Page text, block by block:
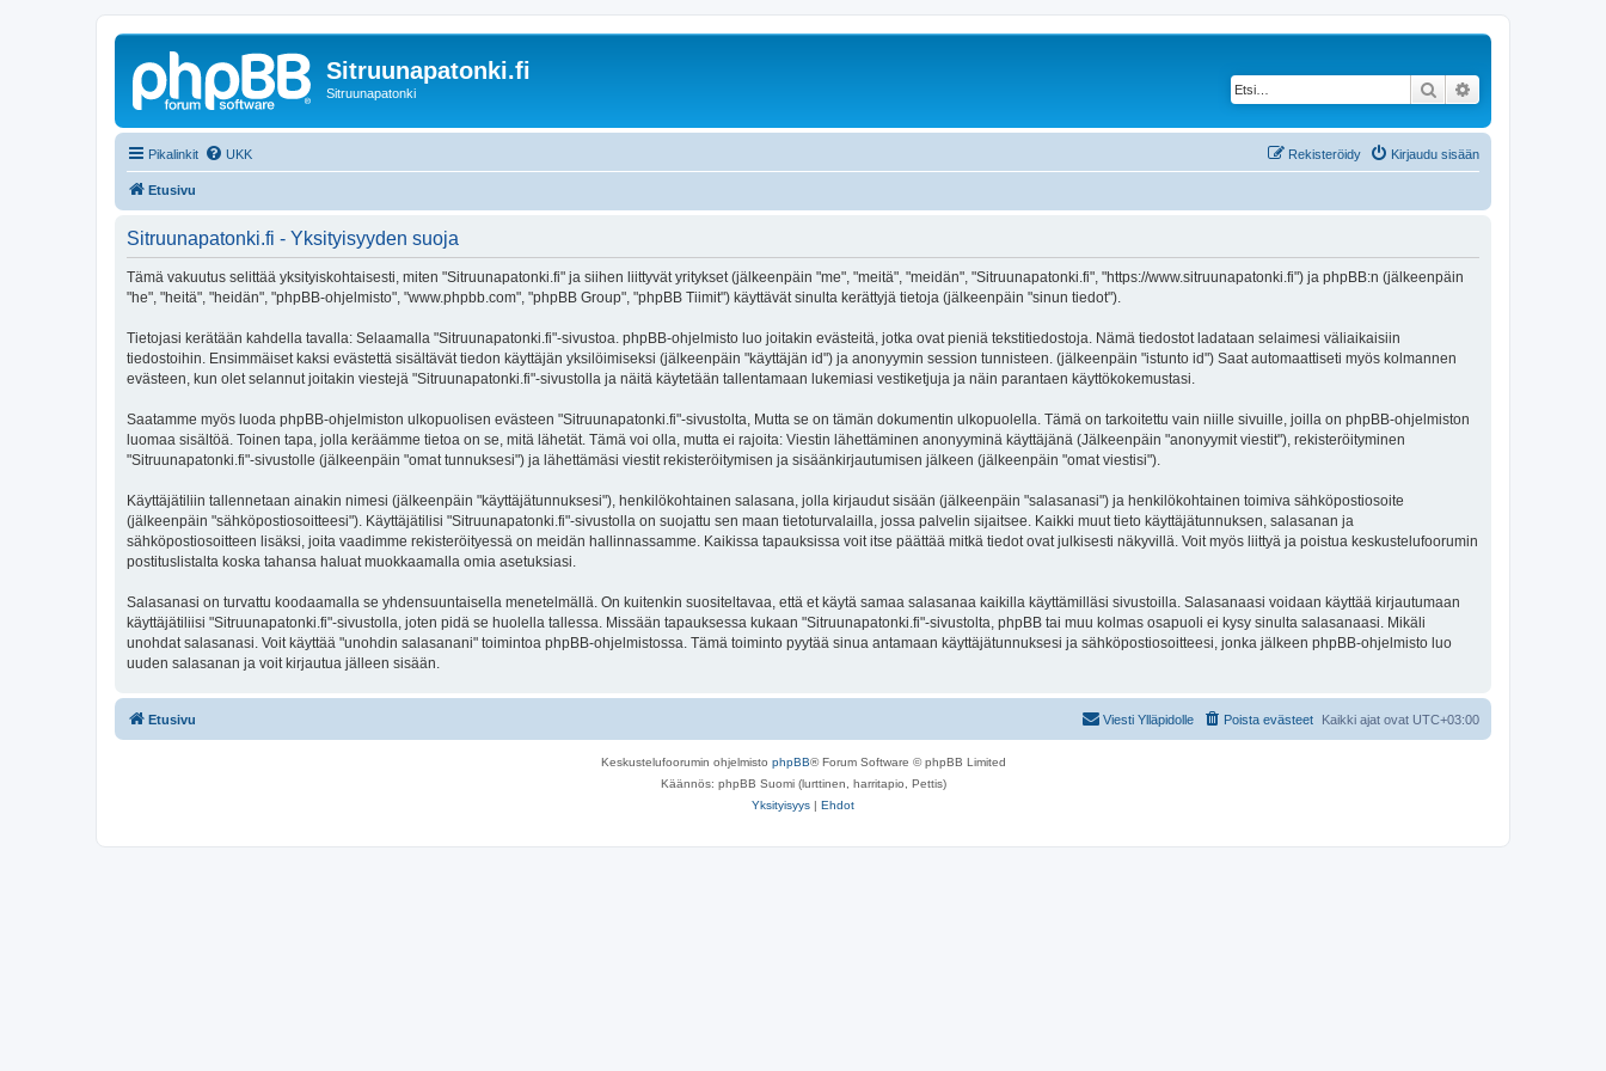
Sitruunapatonki.fi
Sitruunapatonki Etsi
Pikalinkit UKK Kirjaudu sisään
Rekisteröidy
Etusivu
Sitruunapatonki.fi - Yksityisyyden suoja
Tämä vakuutus selittää yksityiskohtaisesti, miten "Sitruunapatonki.fi" ja siihen liittyvät yritykset (jälkeenpäin "me", "meitä", "meidän", "Sitruunapatonki.fi", "https://www.sitruunapatonki.fi") ja phpBB:n (jälkeenpäin
"he", "heitä", "heidän", "phpBB-ohjelmisto", "www.phpbb.com", "phpBB Group", "phpBB Tiimit") käyttävät sinulta kerättyjä tietoja (jälkeenpäin "sinun tiedot").
Tietojasi kerätään kahdella tavalla: Selaamalla "Sitruunapatonki.fi"-sivustoa. phpBB-ohjelmisto luo joitakin evästeitä, jotka ovat pieniä tekstitiedostoja. Nämä tiedostot ladataan selaimesi väliaikaisiin
tiedostoihin. Ensimmäiset kaksi evästettä sisältävät tiedon käyttäjän yksilöimiseksi (jälkeenpäin "käyttäjän id") ja anonyymin session tunnisteen. (jälkeenpäin "istunto id") Saat automaattiseti myös kolmannen
evästeen, kun olet selannut joitakin viestejä "Sitruunapatonki.fi"-sivustolla ja näitä käytetään tallentamaan lukemiasi vestiketjuja ja näin parantaen käyttökokemustasi.
Saatamme myös luoda phpBB-ohjelmiston ulkopuolisen evästeen "Sitruunapatonki.fi"-sivustolta, Mutta se on tämän dokumentin ulkopuolella. Tämä on tarkoitettu vain niille sivuille, joilla on phpBB-ohjelmiston
luomaa sisältöä. Toinen tapa, jolla keräämme tietoa on se, mitä lähetät. Tämä voi olla, mutta ei rajoita: Viestin lähettäminen anonyyminä käyttäjänä (Jälkeenpäin "anonyymit viestit"), rekisteröityminen
"Sitruunapatonki.fi"-sivustolle (jälkeenpäin "omat tunnuksesi") ja lähettämäsi viestit rekisteröitymisen ja sisäänkirjautumisen jälkeen (jälkeenpäin "omat viestisi").
Käyttäjätiliin tallennetaan ainakin nimesi (jälkeenpäin "käyttäjätunnuksesi"), henkilökohtainen salasana, jolla kirjaudut sisään (jälkeenpäin "salasanasi") ja henkilökohtainen toimiva sähköpostiosoite
(jälkeenpäin "sähköpostiosoitteesi"). Käyttäjätilisi "Sitruunapatonki.fi"-sivustolla on suojattu sen maan tietoturvalailla, jossa palvelin sijaitsee. Kaikki muut tieto käyttäjätunnuksen, salasanan ja
sähköpostiosoitteen lisäksi, joita vaadimme rekisteröityessä on meidän hallinnassamme. Kaikissa tapauksissa voit itse päättää mitkä tiedot ovat julkisesti näkyvillä. Voit myös liittyä ja poistua keskustelufoorumin
postituslistalta koska tahansa haluat muokkaamalla omia asetuksiasi.
Salasanasi on turvattu koodaamalla se yhdensuuntaisella menetelmällä. On kuitenkin suositeltavaa, että et käytä samaa salasanaa kaikilla käyttämilläsi sivustoilla. Salasanaasi voidaan käyttää kirjautumaan
käyttäjätiliisi "Sitruunapatonki.fi"-sivustolla, joten pidä se huolella tallessa. Missään tapauksessa kukaan "Sitruunapatonki.fi"-sivustolta, phpBB tai muu kolmas osapuoli ei kysy sinulta salasanaasi. Mikäli
unohdat salasanasi. Voit käyttää "unohdin salasanani" toimintoa phpBB-ohjelmistossa. Tämä toiminto pyytää sinua antamaan käyttäjätunnuksesi ja sähköpostiosoitteesi, jonka jälkeen phpBB-ohjelmisto luo
uuden salasanan ja voit kirjautua jälleen sisään.
Etusivu Kaikki ajat ovat UTC+03:00
Poista evästeet
Viesti Ylläpidolle
Keskustelufoorumin ohjelmisto phpBB® Forum Software © phpBB Limited
Käännös: phpBB Suomi (lurttinen, harritapio, Pettis)
Yksityisyys | Ehdot